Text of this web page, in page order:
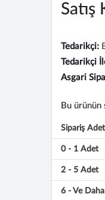
Satış
Tedarikçi:
Tedarikçi
Asgari
Bu
Sipariş Adet
0 - 1 Adet
2 - 5 Adet
6 - Ve Daha